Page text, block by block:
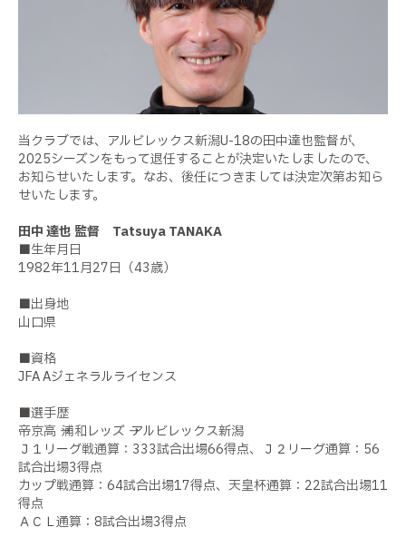
当クラブでは、アルビレックス新潟U-18の田中達也監督が、
2025シーズンをもって退任することが決定いたしましたので、
お知らせいたします。なお、後任につきましては決定次第お知ら
せいたします。
田中 達也 監督 Tatsuya TANAKA
■生年月日
1982年11月27日（43歳）
■出身地
山口県
■資格
JFA Aジェネラルライセンス
■選手歴
帝京高 → 浦和レッズ → アルビレックス新潟
Ｊ１リーグ戦通算： 333試合出場66得点、Ｊ２リーグ通算：56
試合出場3得点
カップ戦通算：64試合出場17得点、天皇杯通算：22試合出場11
得点
ＡＣＬ通算：8試合出場3得点